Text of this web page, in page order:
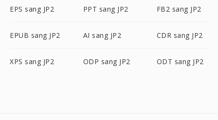
EPS sang JP2 PPT sang JP2 FB2 sang JP2
EPUB sang JP2 AI sang JP2 CDR sang JP2
XPS sang JP2 ODP sang JP2 ODT sang JP2